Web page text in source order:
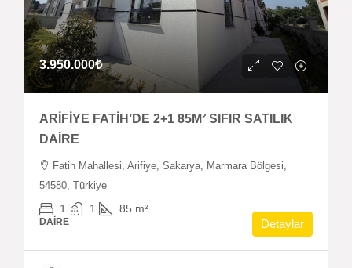
3.950.000₺
ARİFİYE FATİH’DE 2+1 85M² SIFIR SATILIK
DAİRE
Fatih Mahallesi, Arifiye, Sakarya, Marmara Bölgesi,
54580, Türkiye
1 1 85 m²
DAIRE Detaylar